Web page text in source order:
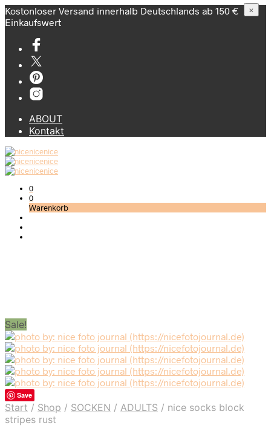
Kostonloser Versand innerhalb Deutschlands ab 150 €
Einkaufswert
ABOUT
Kontakt
0
0
Warenkorb
Sale!
Save
Start / Shop / SOCKEN / ADULTS / nice socks block
stripes rust
×